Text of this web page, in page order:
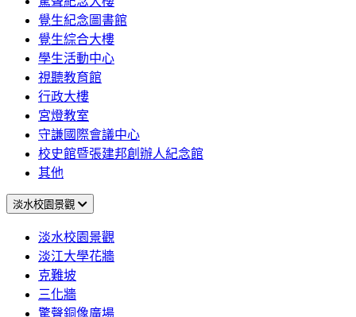
覺生紀念圖書館
覺生綜合大樓
學生活動中心
視聽教育館
行政大樓
宮燈教室
守謙國際會議中心
校史館暨張建邦創辦人紀念館
其他
淡水校園景觀
淡水校園景觀
淡江大學花牆
克難坡
三化牆
驚聲銅像廣場